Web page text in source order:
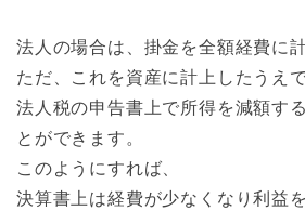
法人の場合は、掛金を全額経費に
ただ、これを資産に計上したうえで
法人税の申告書上で所得を減額す
とができます。
このようにすれば、
決算書上は経費が少なくなり利益